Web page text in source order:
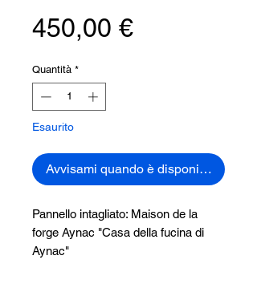
450,00 €Prezzo
Quantità *
Esaurito
Avvisami quando è disponibile
Pannello intagliato: Maison de la
forge Aynac "Casa della fucina di
Aynac"